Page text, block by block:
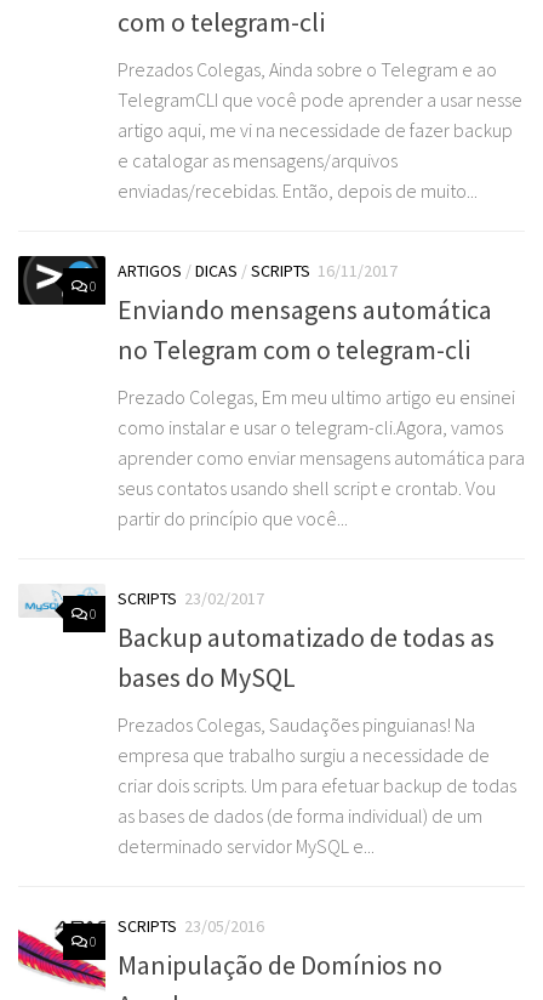
com o telegram-cli
Prezados Colegas, Ainda sobre o Telegram e ao
TelegramCLI que você pode aprender a usar nesse
artigo aqui, me vi na necessidade de fazer backup
e catalogar as mensagens/arquivos
enviadas/recebidas. Então, depois de muito...
0
ARTIGOS /DICAS /SCRIPTS 16/11/2017
Enviando mensagens automática
no Telegram com o telegram-cli
Prezado Colegas, Em meu ultimo artigo eu ensinei
como instalar e usar o telegram-cli.Agora, vamos
aprender como enviar mensagens automática para
seus contatos usando shell script e crontab. Vou
partir do princípio que você...
0
SCRIPTS 23/02/2017
Backup automatizado de todas as
bases do MySQL
Prezados Colegas, Saudações pinguianas! Na
empresa que trabalho surgiu a necessidade de
criar dois scripts. Um para efetuar backup de todas
as bases de dados (de forma individual) de um
determinado servidor MySQL e...
0
SCRIPTS 23/05/2016
Manipulação de Domínios no